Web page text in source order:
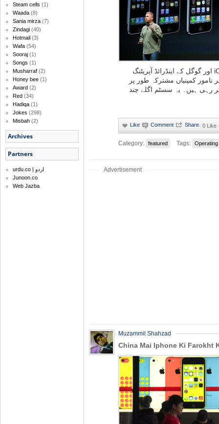
Steam cells (1)
Waada (8)
Sania mirza (7)
Zindagi (40)
Hotmail (3)
Wafa (54)
Sooraj (1)
Songs (1)
Musharraf (2)
Honey bee (1)
Award (2)
Red (34)
Hadiqa (1)
Jokes (298)
Misbah (2)
Archives
Partners
urdu.co | اردو
Junoon.co
Web Jazba
معروف کمپیوٹر ساز ادارے ایپل کے iOS اور گوگل کے اینڈرائڈ آپریٹنگ
کمپنیاں مشترکہ طور پر
کر رہی ہیں۔ یہ سسٹم اگلے چند
· 0 Like
Category: featured Tags: Operating
Advertisement
Muzammil Shahzad
China Mai Iphone Ki Farokht